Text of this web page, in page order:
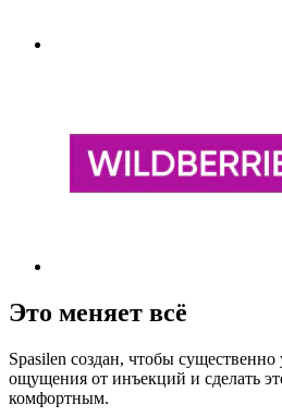
Это меняет всё
Spasilen создан, чтобы
ощущения от инъекций и сделать
комфортным.